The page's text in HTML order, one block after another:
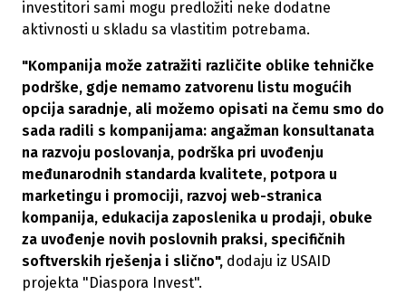
investitori sami mogu predložiti neke dodatne
aktivnosti u skladu sa vlastitim potrebama.
"Kompanija može zatražiti različite oblike tehničke
podrške, gdje nemamo zatvorenu listu mogućih
opcija saradnje, ali možemo opisati na čemu smo do
sada radili s kompanijama: angažman konsultanata
na razvoju poslovanja, podrška pri uvođenju
međunarodnih standarda kvalitete, potpora u
marketingu i promociji, razvoj web-stranica
kompanija, edukacija zaposlenika u prodaji, obuke
za uvođenje novih poslovnih praksi, specifičnih
softverskih rješenja i slično", dodaju iz USAID
projekta "Diaspora Invest".